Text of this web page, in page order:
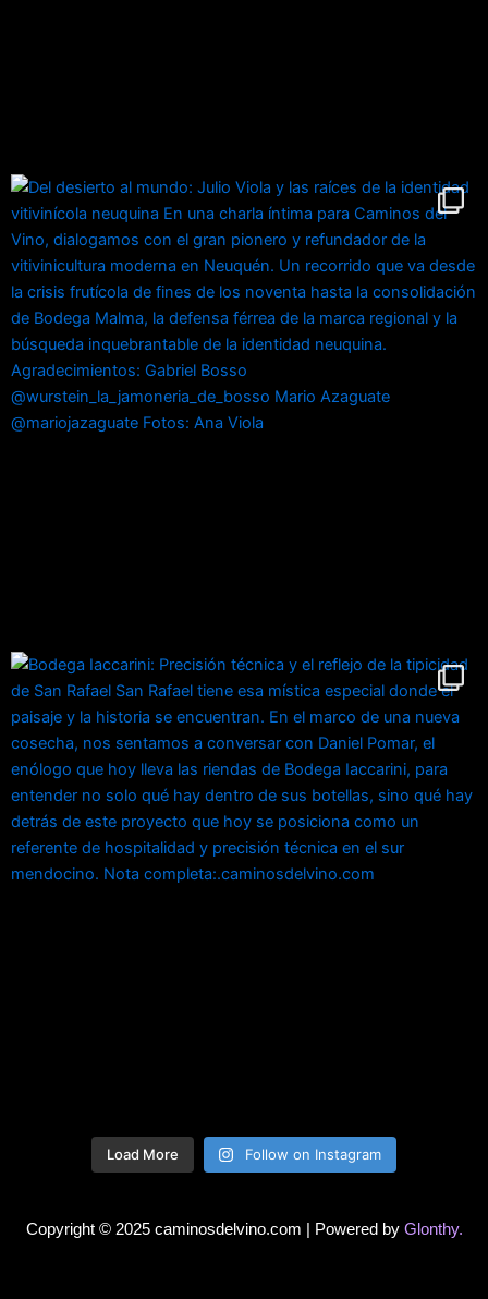
Load More Follow on Instagram
Copyright © 2025 caminosdelvino.com | Powered by Glonthy.